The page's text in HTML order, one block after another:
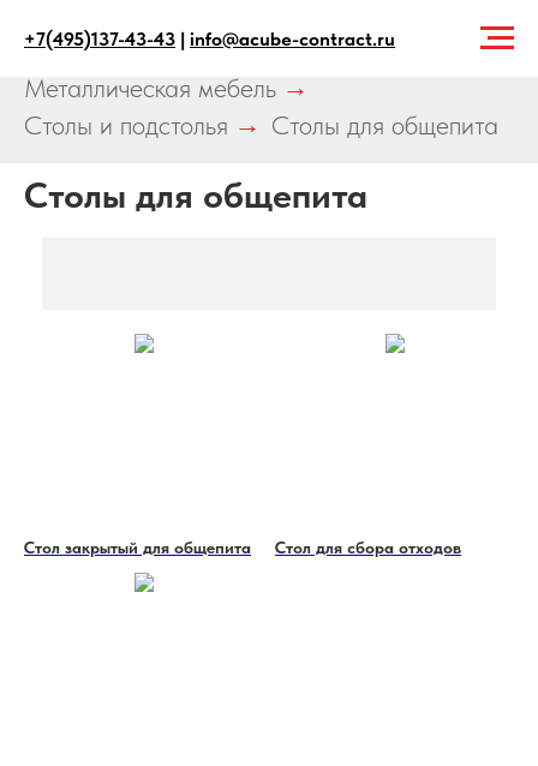
+7(495)137-43-43 | info@acube-contract.ru
Главная → Продукция →
Металлическая мебель →
Столы и подстолья → Столы для общепита
Столы для общепита
Стол закрытый для общепита Стол для сбора отходов